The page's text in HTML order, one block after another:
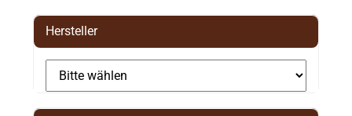
Hersteller